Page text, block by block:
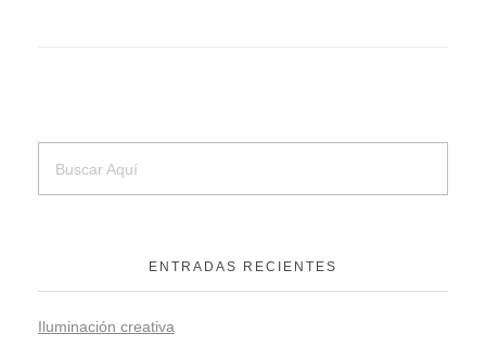
ENTRADAS RECIENTES
Iluminación creativa